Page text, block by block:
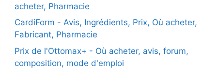
acheter, Pharmacie
CardiForm - Avis, Ingrédients, Prix, Où acheter,
Fabricant, Pharmacie
Prix de l'Ottomax+ - Où acheter, avis, forum,
composition, mode d'emploi